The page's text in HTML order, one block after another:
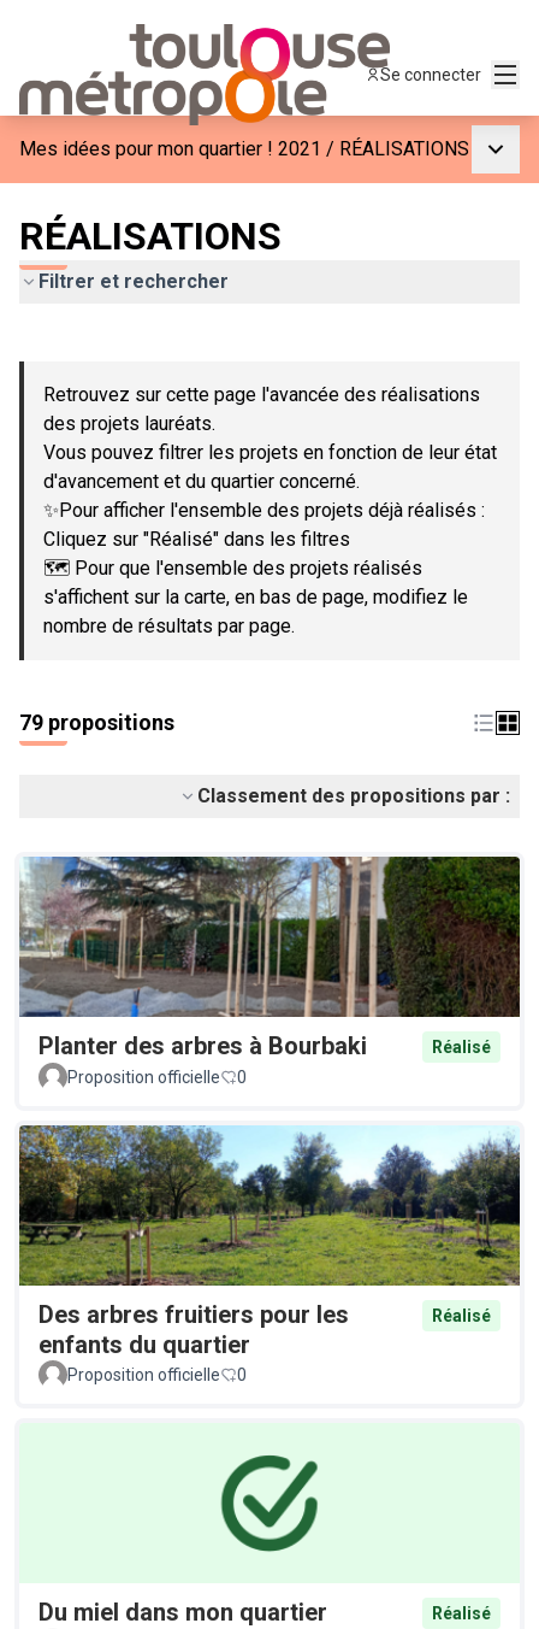
Se connecter
Mes idées pour mon quartier ! 2021 / RÉALISATIONS
RÉALISATIONS
Filtrer et rechercher
−
Retrouvez sur cette page l'avancée des réalisations
des projets lauréats.
Vous pouvez filtrer les projets en fonction de leur état
d'avancement et du quartier concerné.
✨Pour afficher l'ensemble des projets déjà réalisés :
Cliquez sur "Réalisé" dans les filtres
🗺️ Pour que l'ensemble des projets réalisés
s'affichent sur la carte, en bas de page, modifiez le
nombre de résultats par page.
79 propositions
Classement des propositions par :
Planter des arbres à Bourbaki
Réalisé
Proposition officielle
0
Des arbres fruitiers pour les
enfants du quartier
Réalisé
Proposition officielle 0
Du miel dans mon quartier
Réalisé